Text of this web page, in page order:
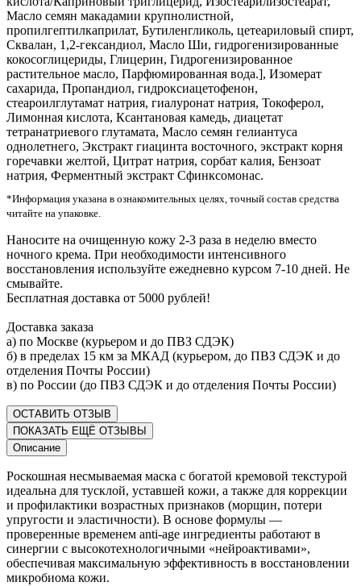
Масло семян макадамии крупнолистной,
пропилгептилкаприлат, Бутиленгликоль, цетеариловый спирт,
Сквалан, 1,2-гександиол, Масло Ши, гидрогенизированные
кокосоглицериды, Глицерин, Гидрогенизированное
растительное масло, Парфюмированная вода.], Изомерат
сахарида, Пропандиол, гидроксиацетофенон,
стеароилглутамат натрия, гиалуронат натрия, Токоферол,
Лимонная кислота, Ксантановая камедь, диацетат
тетранатриевого глутамата, Масло семян гелиантуса
однолетнего, Экстракт гиацинта восточного, экстракт корня
горечавки желтой, Цитрат натрия, сорбат калия, Бензоат
натрия, Ферментный экстракт Сфинксомонас.
*Информация указана в ознакомительных целях, точный состав средства
читайте на упаковке.
Наносите на очищенную кожу 2-3 раза в неделю вместо
ночного крема. При необходимости интенсивного
восстановления используйте ежедневно курсом 7-10 дней. Не
смывайте.
Бесплатная доставка от 5000 рублей!
Доставка заказа
а) по Москве (курьером и до ПВЗ СДЭК)
б) в пределах 15 км за МКАД (курьером, до ПВЗ СДЭК и до
отделения Почты России)
в) по России (до ПВЗ СДЭК и до отделения Почты России)
ОСТАВИТЬ ОТЗЫВ
ПОКАЗАТЬ ЕЩЁ ОТЗЫВЫ
Описание
Роскошная несмываемая маска с богатой кремовой текстурой
идеальна для тусклой, уставшей кожи, а также для коррекции
и профилактики возрастных признаков (морщин, потери
упругости и эластичности). В основе формулы —
проверенные временем anti-age ингредиенты работают в
синергии с высокотехнологичными «нейроактивами»,
обеспечивая максимальную эффективность в восстановлении
микробиома кожи.